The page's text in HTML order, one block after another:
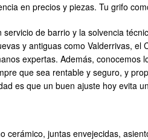
en precios y piezas. Tu grifo
de barrio y la solvencia
y antiguas como Valderrivas,
expertas. Además,
que sea rentable y seguro, y
es que un buen ajuste hoy evita
juntas envejecidas,